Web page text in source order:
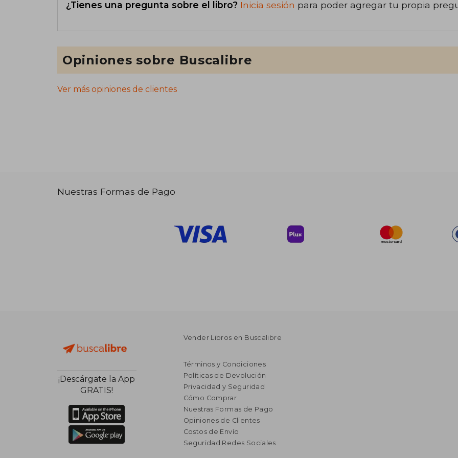
¿Tienes una pregunta sobre el libro? Inicia sesión para poder agregar tu propia
Opiniones sobre Buscalibre
Ver más opiniones de clientes
Nuestras Formas de Pago
¡Descárgate la App
GRATIS!
Vender Libros en Buscalibre
Términos y Condiciones
Políticas de Devolución
Privacidad y Seguridad
Cómo Comprar
Nuestras Formas de Pago
Opiniones de Clientes
Costos de Envío
Seguridad Redes Sociales